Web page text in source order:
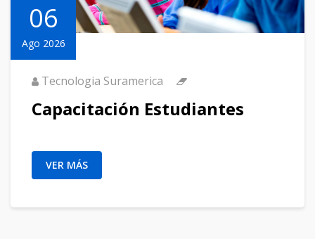
06
Ago 2026
Tecnologia Suramerica
Capacitación Estudiantes
VER MÁS